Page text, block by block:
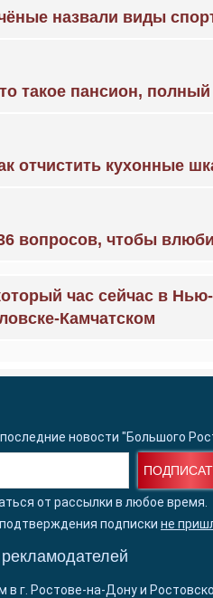
назвали виды
такое пансион,
отчистить кухонные
вопросов, чтобы
час сейчас в
Камчатском
новости "Большого
от рассылки в любое время.
подписки не
в г. Ростове-на-Дону и